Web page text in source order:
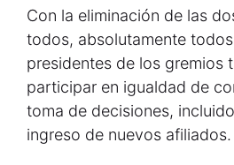
Con la eliminación de las
todos, absolutamente
presidentes de los gremios
participar en igualdad de
toma de decisiones,
ingreso de nuevos afiliados.